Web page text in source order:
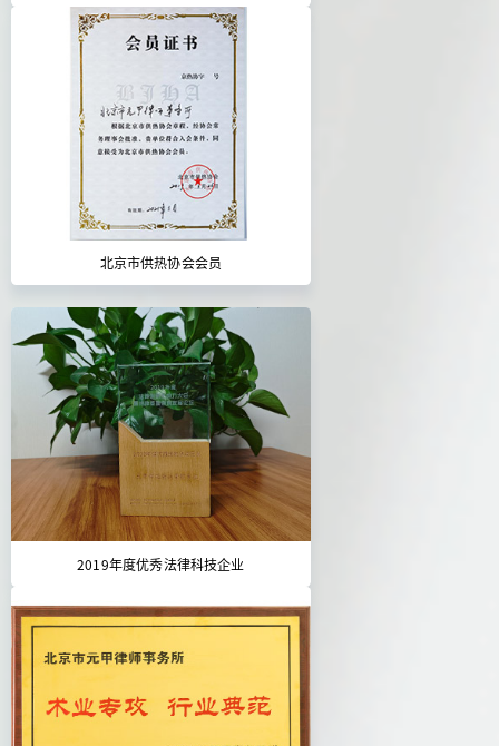
北京市供热协会会员
2019年度优秀法律科技企业